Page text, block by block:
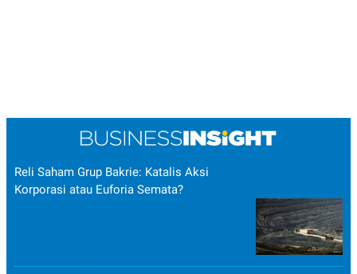
Reli Saham Grup Bakrie: Katalis Aksi
Korporasi atau Euforia Semata?